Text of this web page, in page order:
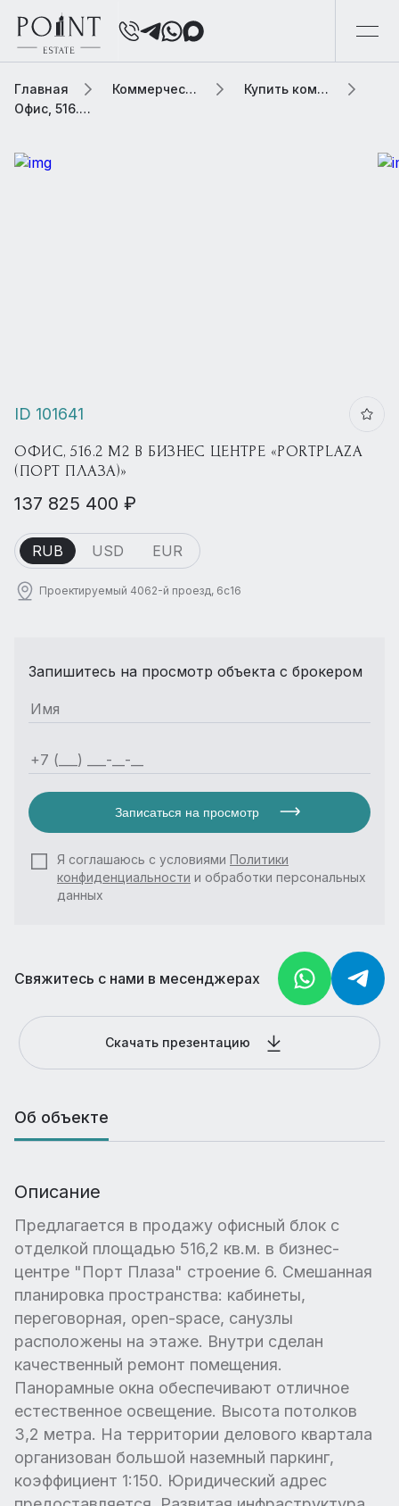
Главная Коммерческая элитная недвижимость
Купить коммерческую недвижимость
Офис, 516.2 м2 В бизнес центре «PortPlaza (Порт Плаза)»
ID 101641
ОФИС, 516.2 М2 В БИЗНЕС ЦЕНТРЕ «PORTPLAZA
(ПОРТ ПЛАЗА)»
137 825 400 ₽
RUB USD EUR
Проектируемый 4062-й проезд, 6с16
Запишитесь на просмотр объекта с брокером
Записаться на просмотр
Я соглашаюсь с условиями Политики
конфиденциальности и обработки персональных
данных
Свяжитесь с нами в месенджерах
Скачать презентацию
Об объекте
Описание
Предлагается в продажу офисный блок с
отделкой площадью 516,2 кв.м. в бизнес-
центре "Порт Плаза" строение 6. Смешанная
планировка пространства: кабинеты,
переговорная, open-space, санузлы
расположены на этаже. Внутри сделан
качественный ремонт помещения.
Панорамные окна обеспечивают отличное
естественное освещение. Высота потолков
3,2 метра. На территории делового квартала
организован большой наземный паркинг,
коэффициент 1:150. Юридический адрес